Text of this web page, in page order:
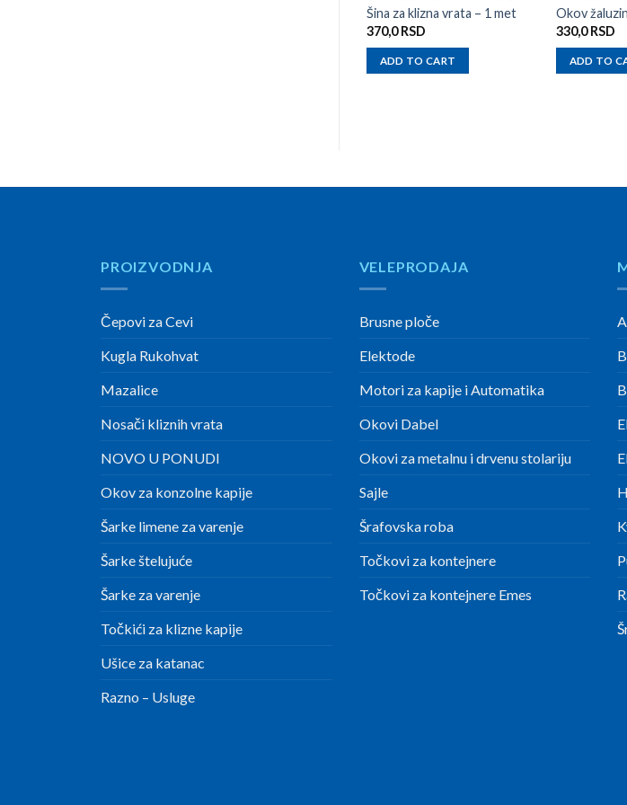
Šina za klizna vrata – 1 met
370,0RSD
ADD TO CART
Okov
330,0RSD
ADD TO
PROIZVODNJA
Čepovi za Cevi
Kugla Rukohvat
Mazalice
Nosači kliznih vrata
NOVO U PONUDI
Okov za konzolne kapije
Šarke limene za varenje
Šarke štelujuće
Šarke za varenje
Točkići za klizne kapije
Ušice za katanac
Razno – Usluge
VELEPRODAJA
Brusne ploče
Elektode
Motori za kapije i Automatika
Okovi Dabel
Okovi za metalnu i drvenu stolariju
Sajle
Šrafovska roba
Točkovi za kontejnere
Točkovi za kontejnere Emes